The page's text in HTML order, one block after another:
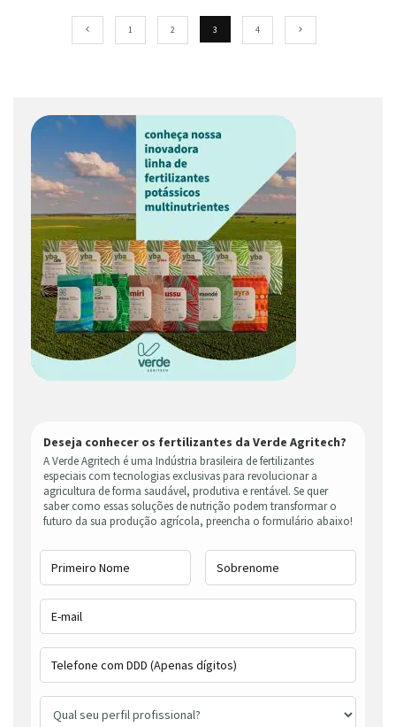
1 2 3 4
Deseja conhecer os fertilizantes da Verde Agritech?
A Verde Agritech é uma Indústria brasileira de fertilizantes
especiais com tecnologias exclusivas para revolucionar a
agricultura de forma saudável, produtiva e rentável. Se quer
saber como essas soluções de nutrição podem transformar o
futuro da sua produção agrícola, preencha o formulário abaixo!